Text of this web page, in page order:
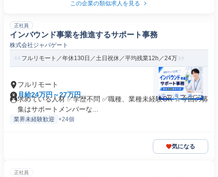
この企業の類似求人を見る
正社員
インバウンド事業を推進するサポート事務
株式会社ジャパゲート
フルリモート／年休130日／土日祝休／平均残業12h／24万
フルリモート
月給24万円～27万円
求めている人材 ✅学歴不問 ✅職種、業種未経験OK ☆今回の募
集はサポートメンバーな...
業界未経験歓迎 +24個
気になる
正社員